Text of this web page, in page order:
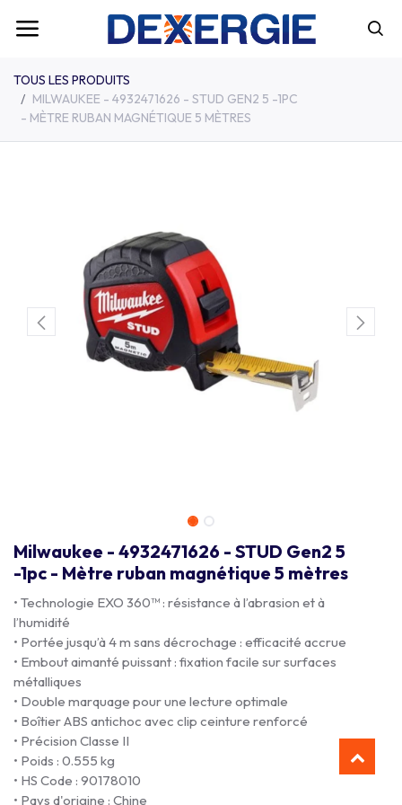
TOUS LES PRODUITS
MILWAUKEE - 4932471626 - STUD GEN2 5 -1PC
- MÈTRE RUBAN MAGNÉTIQUE 5 MÈTRES
Milwaukee - 4932471626 - STUD Gen2 5
-1pc - Mètre ruban magnétique 5 mètres
• Technologie EXO 360™ : résistance à l’abrasion et à
l’humidité
• Portée jusqu’à 4 m sans décrochage : efficacité accrue
• Embout aimanté puissant : fixation facile sur surfaces
métalliques
• Double marquage pour une lecture optimale
• Boîtier ABS antichoc avec clip ceinture renforcé
• Précision Classe II
• Poids : 0.555 kg
• HS Code : 90178010
• Pays d'origine : Chine